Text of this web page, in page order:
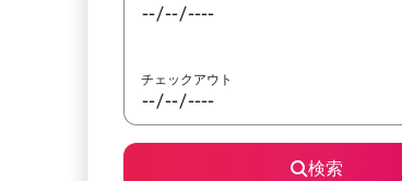
チェックアウト
検索